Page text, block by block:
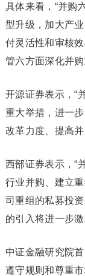
具体来看，“并购
型升级，加大产
付灵活性和审核
管六方面深化并购
开源证券表示，“
重大举措，进一
改革力度、提高
西部证券表示，“
行业并购、建立
司重组的私募投
的引入将进一步
中证金融研究院
遵守规则和尊重